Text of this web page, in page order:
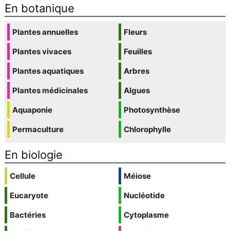
En botanique
Plantes annuelles
Plantes vivaces
Plantes aquatiques
Plantes médicinales
Aquaponie
Permaculture
Fleurs
Feuilles
Arbres
Algues
Photosynthèse
Chlorophylle
En biologie
Cellule
Eucaryote
Bactéries
Méiose
Nucléotide
Cytoplasme